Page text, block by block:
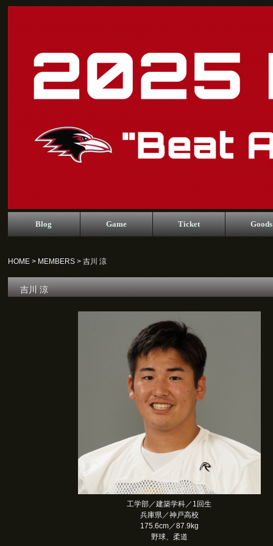
Blog Game Ticket Goods
HOME> MEMBERS> 吉川 涼
吉川 涼
工学部／建築学科／1回生
兵庫県／神戸高校
175.6cm／87.9kg
野球、柔道